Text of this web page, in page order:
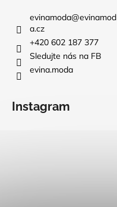
evinamoda@evinamod
a.cz
+420 602 187 377
Sledujte nás na FB
evina.moda
Instagram